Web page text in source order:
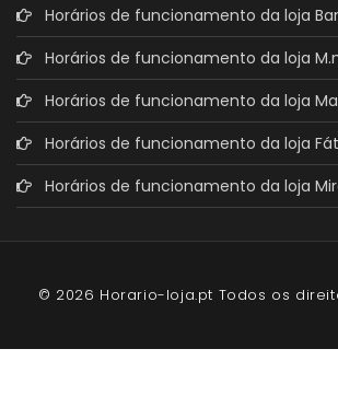
Horários de funcionamento da loja
Horários de funcionamento da loja
Horários de funcionamento da loja
Horários de funcionamento da loja
Horários de funcionamento da loja
© 2026 Horario-loja.pt Todos os